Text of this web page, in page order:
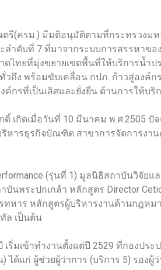
รี(ครม.) มีมติอนุมัติตามที่กระทรวง
ลำดับที่ 7 ที่มาจากระบบการสรรหา
ไทยที่มุ่งขยายเขตพื้นที่ให้บริการน้ำ
ถึง พร้อมขับเคลื่อน กปภ. ก้าวสู่องค์
รที่เป็นเลิศและยั่งยืน ด้านการให้บริ
กิดเมื่อวันที่ 10 มีนาคม พ.ศ.2505 ปั
ารธุรกิจบัณฑิต สาขาการจัดการงา
(รุ่นที่ 1) มูลนิธิสถาบันวิจั
พระปกเกล้า หลักสูตร Director
ทหาร หลักสูตรผู้บริหารงานด้านกฎห
ล เป็นต้น
มเข้าทำงานตั้งแต่ปี 2529 ที่กองปร
ด้แก่ ผู้ช่วยผู้ว่าการ (บริการ 5) รอง